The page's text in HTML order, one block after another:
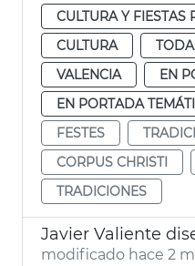
CULTURA Y FIESTAS
CULTURA
VALENCIA
EN
EN PORTADA
FESTES
CORPUS CHRISTI
TRADICIONES
modificado hace 2